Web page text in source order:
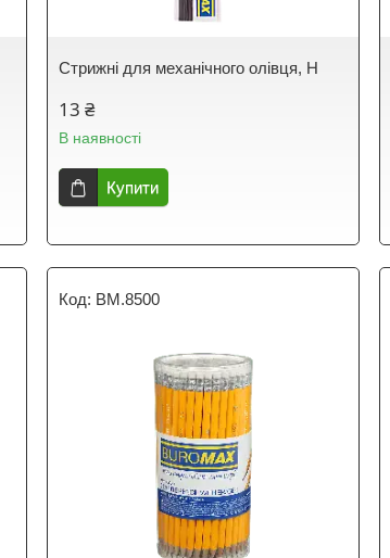
Стрижні для механічного олівця, H
13 ₴
В наявності
Купити
BM.8500